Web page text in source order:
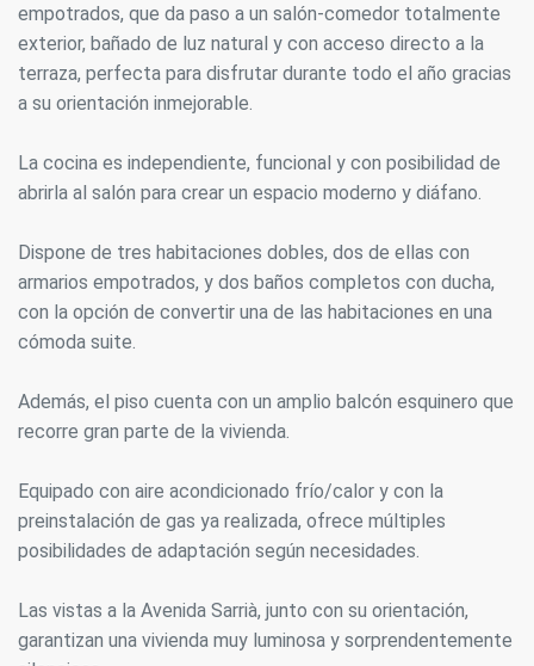
empotrados, que da paso a un salón-comedor totalmente
exterior, bañado de luz natural y con acceso directo a la
terraza, perfecta para disfrutar durante todo el año gracias
a su orientación inmejorable.
La cocina es independiente, funcional y con posibilidad de
abrirla al salón para crear un espacio moderno y diáfano.
Dispone de tres habitaciones dobles, dos de ellas con
armarios empotrados, y dos baños completos con ducha,
con la opción de convertir una de las habitaciones en una
cómoda suite.
Además, el piso cuenta con un amplio balcón esquinero que
recorre gran parte de la vivienda.
Equipado con aire acondicionado frío/calor y con la
preinstalación de gas ya realizada, ofrece múltiples
posibilidades de adaptación según necesidades.
Las vistas a la Avenida Sarrià, junto con su orientación,
garantizan una vivienda muy luminosa y sorprendentemente